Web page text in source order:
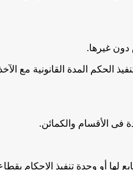
دون غيرها.
المدة القانونية مع
فى الأقسام والكمائن.
لها أو وحدة تنفيذ الاحكام